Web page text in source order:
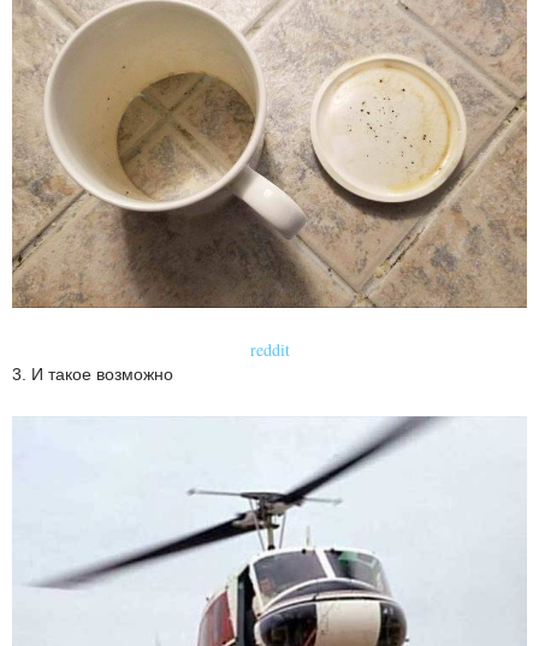
reddit
3. И такое возможно